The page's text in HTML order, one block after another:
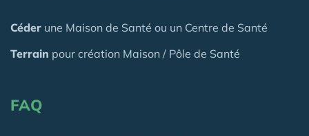
Céder une Maison de Santé ou un Centre de Santé
Terrain pour création Maison / Pôle de Santé
FAQ